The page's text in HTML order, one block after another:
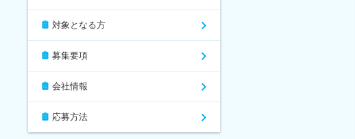
対象となる方
募集要項
会社情報
応募方法